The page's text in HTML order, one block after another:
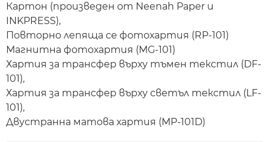
Картон (произведен от Neenah Paper и
INKPRESS),
Повторно лепяща се фотохартия (RP-101)
Магнитна фотохартия (MG-101)
Хартия за трансфер върху тъмен текстил (DF-
101),
Хартия за трансфер върху светъл текстил (LF-
101),
Двустранна матова хартия (MP-101D)